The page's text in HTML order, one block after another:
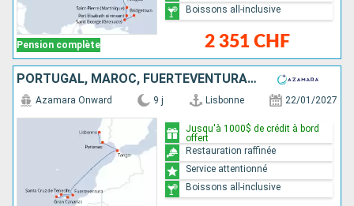
Pension complète 2 351 CHF
Boissons all-inclusive
PORTUGAL, MAROC, FUERTEVENTURA, TENERIFE, ESPAGNE
Azamara Onward 9 j Lisbonne 22/01/2027
Jusqu'à 1000$ de crédit à bord
offert
Restauration raffinée
Service attentionné
Boissons all-inclusive